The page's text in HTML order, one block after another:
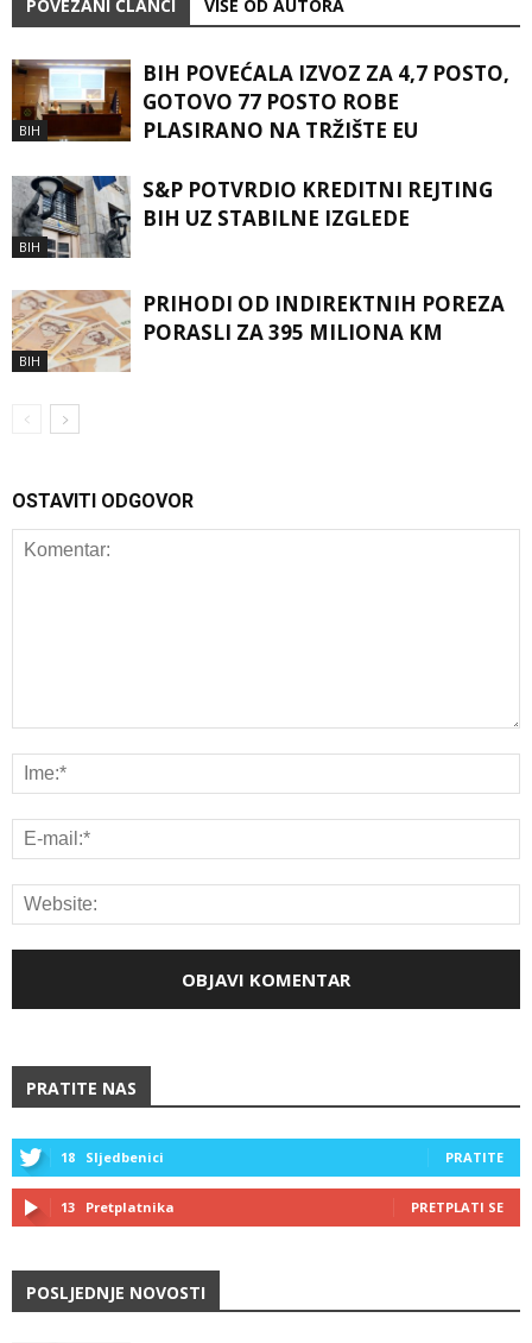
POVEZANI ČLANCI VIŠE OD AUTORA
BIH
BIH POVEĆALA IZVOZ ZA 4,7 POSTO,
GOTOVO 77 POSTO ROBE
PLASIRANO NA TRŽIŠTE EU
BIH
S&P POTVRDIO KREDITNI REJTING
BIH UZ STABILNE IZGLEDE
BIH
PRIHODI OD INDIREKTNIH POREZA
PORASLI ZA 395 MILIONA KM
OSTAVITI ODGOVOR
PRATITE NAS
18 Sljedbenici PRATITE
13 Pretplatnika PRETPLATI SE
POSLJEDNJE NOVOSTI